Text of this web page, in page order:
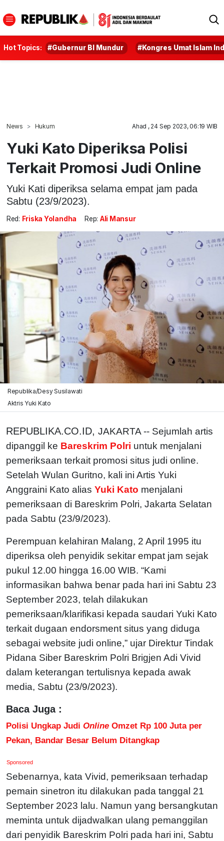
Hot Topics: #Gubernur BI Mundur #Kongres Umat Islam
News Hukum Ahad , 24 Sep 2023, 06:19 WIB
Yuki Kato Diperiksa Polisi
Terkait Promosi Judi Online
Yuki Kati diperiksa selama empat jam pada
Sabtu (23/9/2023).
Red: Friska Yolandha Rep: Ali Mansur
Republika/Desy Susilawati
Aktris Yuki Kato
REPUBLIKA.CO.ID, JAKARTA -- Sejumlah artis
dipanggil ke Bareskrim Polri untuk menjalani
pemeriksaan terkait promosi situs judi online.
Setelah Wulan Guritno, kali ini Artis Yuki
Anggraini Kato alias Yuki Kato menjalani
pemeriksaan di Bareskrim Polri, Jakarta Selatan
pada Sabtu (23/9/2023).
Perempuan kelahiran Malang, 2 April 1995 itu
diperiksa oleh penyidik sekitar empat jam sejak
pukul 12.00 hingga 16.00 WIB. “Kami
informasikan bahwa benar pada hari ini Sabtu 23
September 2023, telah dilakukan
pemeriksaan/klarifikasi kepada saudari Yuki Kato
terkait dugaan endorsment situs yang diduga
sebagai website judi online,” ujar Direktur Tindak
Pidana Siber Bareskrim Polri Brigjen Adi Vivid
dalam keterangan tertulisnya kepada awak
media, Sabtu (23/9/2023).
Baca Juga :
Polisi Ungkap Judi Online Omzet Rp 100 Juta per
Pekan, Bandar Besar Belum Ditangkap
Sponsored
Sebenarnya, kata Vivid, pemeriksaan terhadap
pemain sinetron itu dilakukan pada tanggal 21
September 2023 lalu. Namun yang bersangkutan
meminta untuk dijadwalkan ulang pemanggilan
dari penyidik Bareskrim Polri pada hari ini, Sabtu